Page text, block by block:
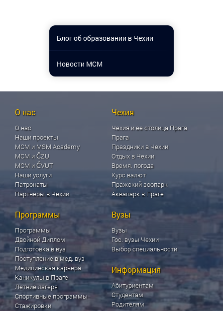
Блог об образовании в Чехии
Новости МСМ
О нас
О нас
Наши проекты
МСМ и MSM Academy
МСМ и ČZU
МСМ и ČVUT
Наши услуги
Патронаты
Партнеры в Чехии
Чехия
Чехия и ее столица Прага
Прага
Праздники в Чехии
Отдых в Чехии
Время. погода
Курс валют
Пражский зоопарк
Аквапарк в Праге
Программы
Программы
Двойной Диплом
Подготовка в вуз
Поступление в мед. вуз
Медицинская карьера
Каникулы в Праге
Летние лагеря
Спортивные программы
Стажировки
Вузы
Вузы
Гос. вузы Чехии
Выбор специальности
Информация
Абитуриентам
Студентам
Родителям